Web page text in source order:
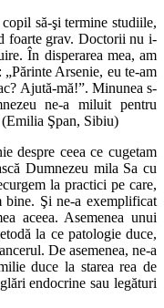
să-şi termine studiile,
foarte grav. Doctorii nu i-
În disperarea mea, am
Arsenie, eu te-am
Ajută-mă!”. Minunea s-
ne-a miluit pentru
Şpan, Sibiu)
despre ceea ce cugetam
Dumnezeu mila Sa cu
la practici pe care,
bine. Şi ne-a exemplificat
aceea. Asemenea unui
la ce patologie duce,
De asemenea, ne-a
duce la starea rea de
endocrine sau legături